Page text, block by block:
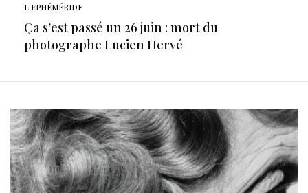
L'EPHÉMÉRIDE
Ça s’est passé un 26 juin : mort du
photographe Lucien Hervé